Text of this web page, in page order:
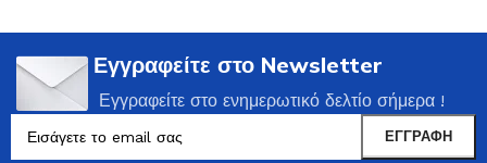
Εγγραφείτε στο Newsletter
Εγγραφείτε στο ενημερωτικό δελτίο σήμερα !